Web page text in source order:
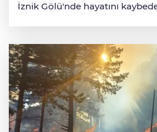
İznik Gölü'nde hayatını